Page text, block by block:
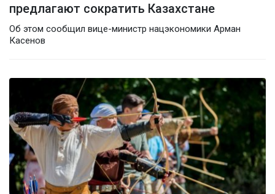
предлагают сократить Казахстане
Об этом сообщил вице-министр нацэкономики Арман
Касенов